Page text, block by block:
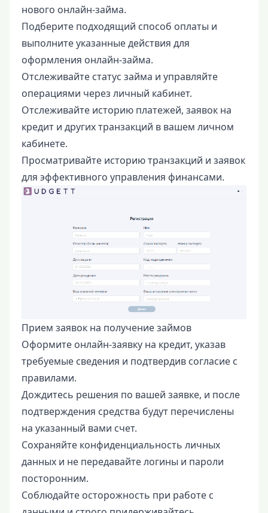
нового онлайн-займа.
Подберите подходящий способ оплаты и
выполните указанные действия для
оформления онлайн-займа.
Отслеживайте статус займа и управляйте
операциями через личный кабинет.
Отслеживайте историю платежей, заявок на
кредит и других транзакций в вашем личном
кабинете.
Просматривайте историю транзакций и заявок
для эффективного управления финансами.
Прием заявок на получение займов
Оформите онлайн-заявку на кредит, указав
требуемые сведения и подтвердив согласие с
правилами.
Дождитесь решения по вашей заявке, и после
подтверждения средства будут перечислены
на указанный вами счет.
Сохраняйте конфиденциальность личных
данных и не передавайте логины и пароли
посторонним.
Соблюдайте осторожность при работе с